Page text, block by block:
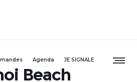
Agenda JE SIGNALE
Beach